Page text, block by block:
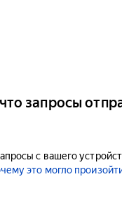
запросы
с вашего
это могло